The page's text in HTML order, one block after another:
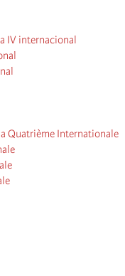
IV internacional
Quatrième Internationale